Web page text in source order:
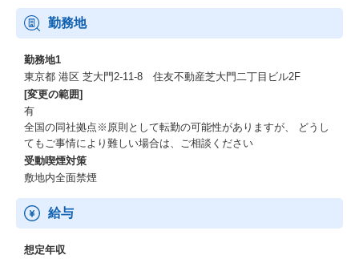
勤務地
勤務地1
東京都 港区 芝大門2-11-8 住友不動産芝大門二丁目ビル2F
[変更の範囲]
有
全国の同社拠点※原則として転勤の可能性がありますが、 どうし
てもご事情により難しい場合は、ご相談ください
受動喫煙対策
敷地内全面禁煙
給与
想定年収